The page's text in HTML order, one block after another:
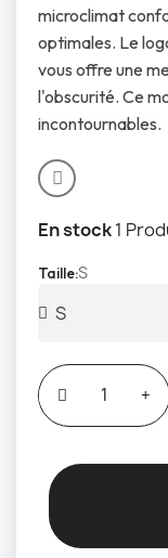
microclimat
optimales. Le
vous offre une
l'obscurité. Ce
incontournables.
En stock1
TailleS